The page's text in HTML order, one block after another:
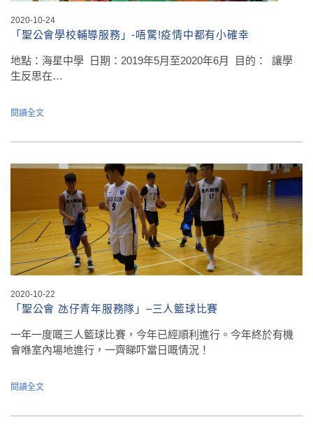
2020-10-24
「聖公會學校輔導服務」-唔驚!疫情中都有小確幸
地點：海星中學 日期：2019年5月至2020年6月 目的： 讓學
生反思在…
閱讀全文
2020-10-22
「聖公會 氹仔青年服務隊」–三人籃球比賽
一年一度嘅三人籃球比賽，今年已經順利進行。今年終於有機
會喺室內場地進行，一齊睇吓當日嘅情況！
閱讀全文